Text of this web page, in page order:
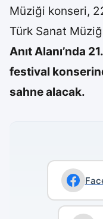
Müziği konseri,
Türk Sanat
Anıt Alanı’nda
festival
sahne alacak.